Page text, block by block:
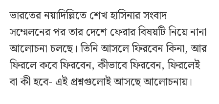
ভারতের নয়াদিল্লিতে শেখ হাসিনার সংবাদ
সম্মেলনের পর তার দেশে ফেরার বিষয়টি নিয়ে নানা
আলোচনা চলছে। তিনি আসলে ফিরবেন কিনা, আর
ফিরলে কবে ফিরবেন, কীভাবে ফিরবেন, ফিরলেই
বা কী হবে- এই প্রশ্নগুলোই আসছে আলোচনায়।